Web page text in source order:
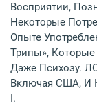
Восприятии,
Некоторые
Опыте
Трипы», Которые
Даже Психозу.
Включая США, И
I.